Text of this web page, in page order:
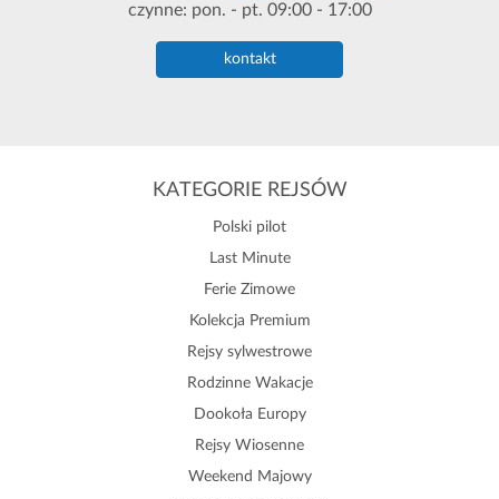
czynne: pon. - pt. 09:00 - 17:00
kontakt
KATEGORIE REJSÓW
Polski pilot
Last Minute
Ferie Zimowe
Kolekcja Premium
Rejsy sylwestrowe
Rodzinne Wakacje
Dookoła Europy
Rejsy Wiosenne
Weekend Majowy